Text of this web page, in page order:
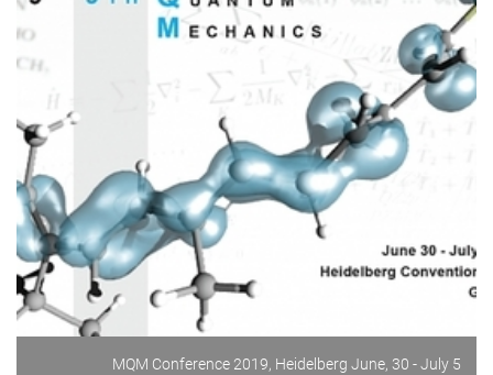
MQM Conference 2019, Heidelberg June, 30 - July 5